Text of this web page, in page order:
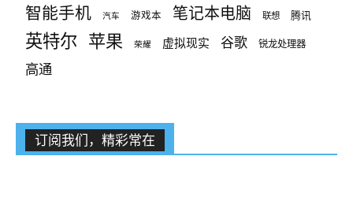
智能手机 汽车 游戏本 笔记本电脑 联想 腾讯
英特尔 苹果 荣耀 虚拟现实 谷歌 锐龙处理器
高通
订阅我们，精彩常在